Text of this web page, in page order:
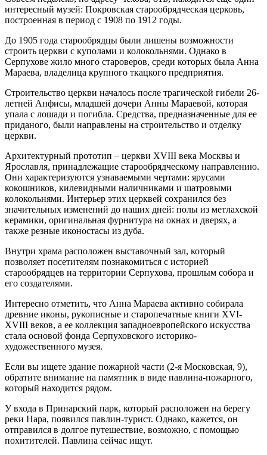
интересный музей: Покровская старообрядческая церковь,
построенная в период с 1908 по 1912 годы.
До 1905 года старообрядцы были лишены возможности
строить церкви с куполами и колокольнями. Однако в
Серпухове жило много староверов, среди которых была Анна
Мараева, владелица крупного ткацкого предприятия.
Строительство церкви началось после трагической гибели 26-
летней Анфисы, младшей дочери Анны Мараевой, которая
упала с лошади и погибла. Средства, предназначенные для ее
приданого, были направлены на строительство и отделку
церкви.
Архитектурный прототип – церкви XVIII века Москвы и
Ярославля, принадлежащие старообрядческому направлению.
Они характеризуются узнаваемыми чертами: ярусами
кокошников, килевидными наличниками и шатровыми
колокольнями. Интерьер этих церквей сохранился без
значительных изменений до наших дней: полы из метлахской
керамики, оригинальная фурнитура на окнах и дверях, а
также резные иконостасы из дуба.
Внутри храма расположен выставочный зал, который
позволяет посетителям познакомиться с историей
старообрядцев на территории Серпухова, прошлым собора и
его создателями.
Интересно отметить, что Анна Мараева активно собирала
древние иконы, рукописные и старопечатные книги XVI-
XVIII веков, а ее коллекция западноевропейского искусства
стала основой фонда Серпуховского историко-
художественного музея.
Если вы ищете здание пожарной части (2-я Московская, 9),
обратите внимание на памятник в виде павлина-пожарного,
который находится рядом.
У входа в Принарский парк, который расположен на берегу
реки Нара, появился павлин-турист. Однако, кажется, он
отправился в долгое путешествие, возможно, с помощью
похитителей. Павлина сейчас ищут.